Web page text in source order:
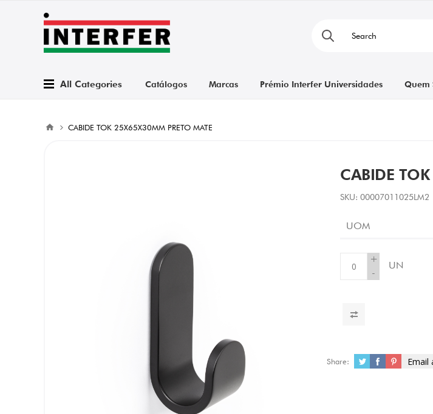
All Categories Catálogos Marcas Prémio Interfer Universidades Quem
CABIDE TOK 25X65X30MM PRETO MATE
CABIDE
SKU: 00007011025LM2
UOM
+
-
UN
Share: Email